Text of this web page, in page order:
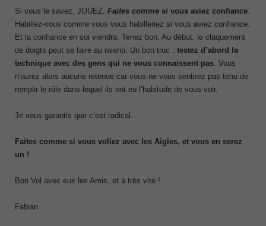
Si vous le savez, JOUEZ. Faites comme si vous aviez confiance
Habillez-vous comme vous vous habilleriez si vous aviez confiance.
Et la confiance en soi viendra. Tenez bon. Au début, le claquement
de doigts peut se faire au ralenti. Un bon truc : testez d’abord la
technique avec des gens qui ne vous connaissent pas . Vous
n’aurez alors aucune retenue car vous ne vous sentirez pas tenu de
remplir le rôle dans lequel ils ont eu l’habitude de vous voir.
Je vous garantis que c’est radical.
Faites comme si vous voliez avec les Aigles, et vous en serez
un !
Bon Vol avec eux les Amis, et à très vite !
Fabian